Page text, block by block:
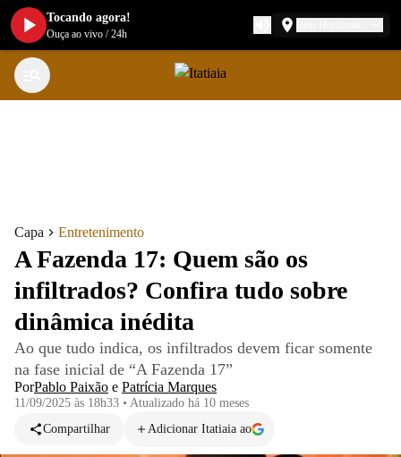
Capa Entretenimento
A Fazenda 17: Quem são os
infiltrados? Confira tudo sobre
dinâmica inédita
Ao que tudo indica, os infiltrados devem ficar somente
na fase inicial de “A Fazenda 17”
PorPablo Paixão e Patrícia Marques
11/09/2025 às 18h33 • Atualizado há 10 meses
Compartilhar
Adicionar Itatiaia ao
Tocando agora!
Ouça ao vivo /24h